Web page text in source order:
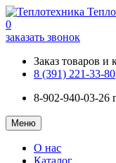
0
заказать звонок
Заказ товаров и
8 (391) 221-33-80
8-902-940-03-26
Меню
О нас
Каталог